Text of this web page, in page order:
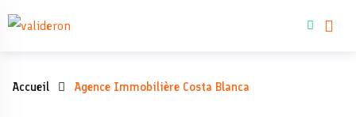
Acheter un
Accueil Agence Immobilière Costa Blanca